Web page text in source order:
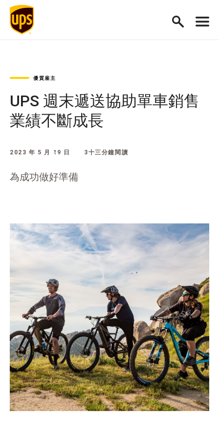
優質雇主
UPS 週末遞送協助單車銷售
業績不斷成長
2023 年 5 月 19 日 3十三分鐘閱讀
為成功做好準備